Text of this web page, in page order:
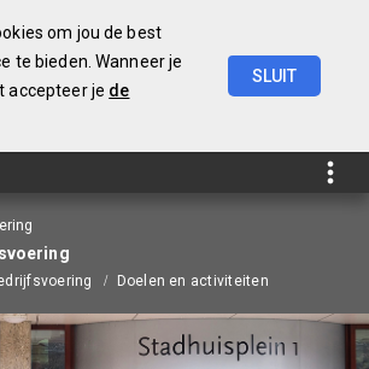
om jou de best
te bieden. Wanneer je
accepteer je de
SLUIT
Doelen en activiteiten